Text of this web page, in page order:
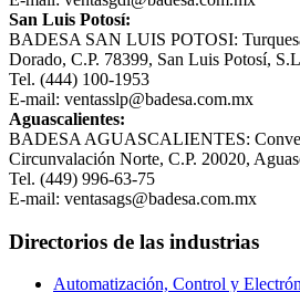
San Luis Potosí:
BADESA SAN LUIS POTOSI:
Dorado, C.P. 78399, San Luis Potosí,
Tel. (444) 100-1953
E-mail: ventasslp@badesa.com.mx
Aguascalientes:
BADESA AGUASCALIENTES:
Circunvalación Norte, C.P. 20020,
Tel. (449) 996-63-75
E-mail: ventasags@badesa.com.mx
Directorios de las industrias
Automatización, Control y